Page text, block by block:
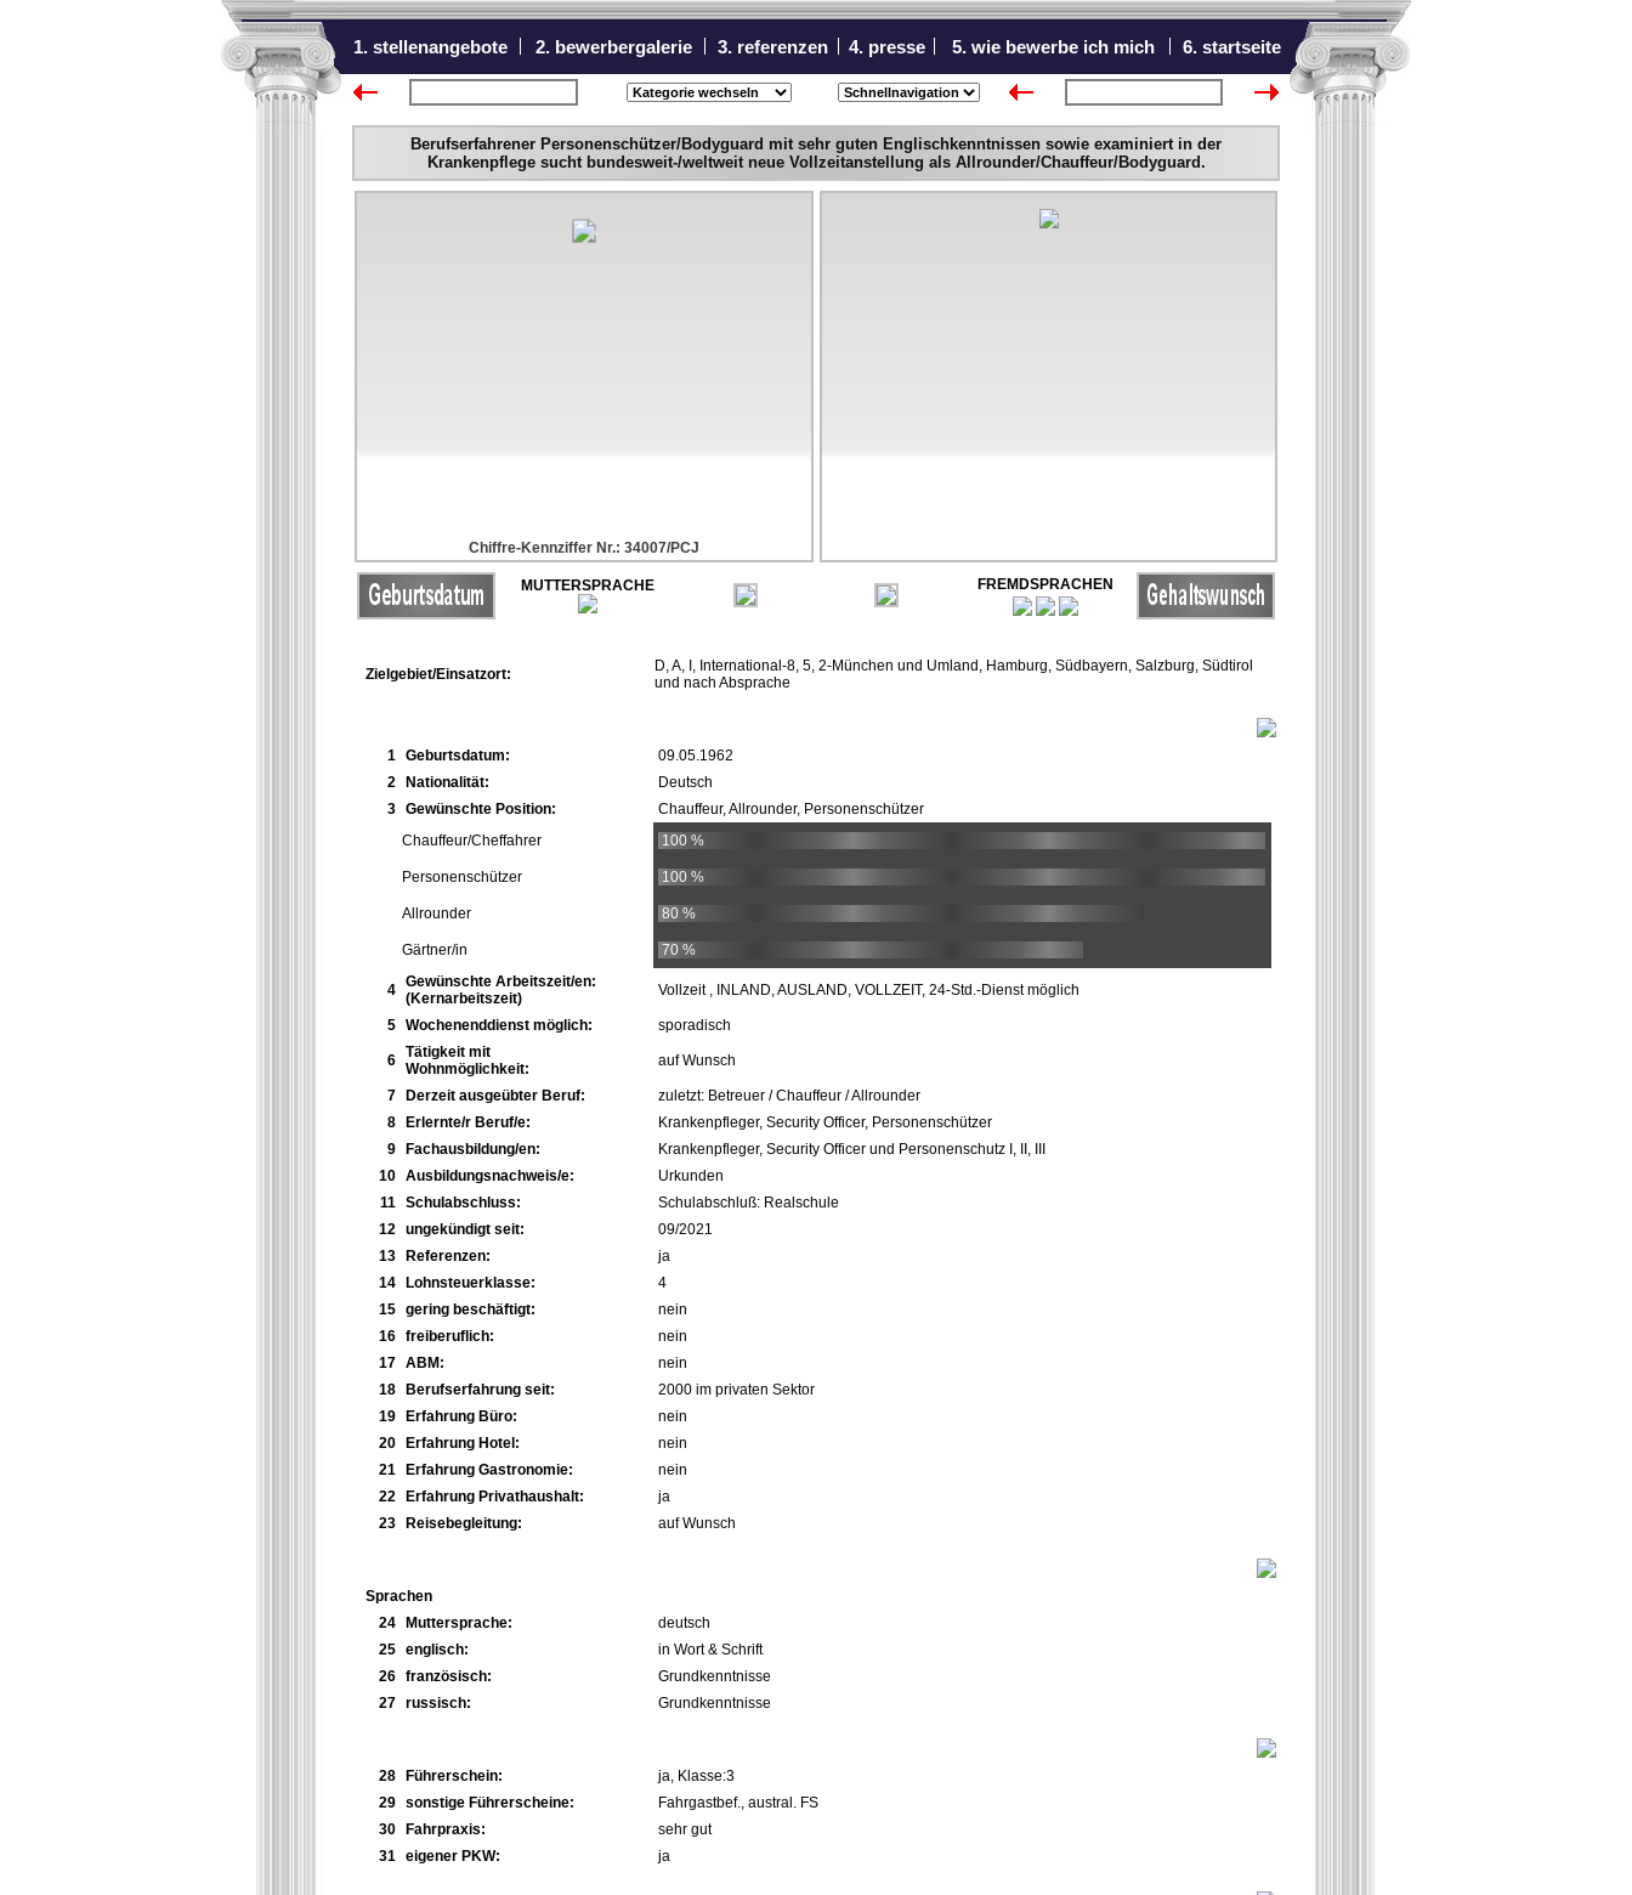
1. stellenangebote 2. bewerbergalerie 3. referenzen 4. presse 5. wie bewerbe ich mich 6. startseite
Berufserfahrener Personenschützer/Bodyguard mit sehr guten Englischkenntnissen sowie examiniert in der
Krankenpflege sucht bundesweit-/weltweit neue Vollzeitanstellung als Allrounder/Chauffeur/Bodyguard.
Chiffre-Kennziffer Nr.: 34007/PCJ
MUTTERSPRACHE FREMDSPRACHEN
Zielgebiet/Einsatzort:
D, A, I, International-8, 5, 2-München und Umland, Hamburg, Südbayern, Salzburg, Südtirol
und nach Absprache
1 Geburtsdatum:
09.05.1962
2
Nationalität:
Deutsch
3 Gewünschte Position:
Chauffeur, Allrounder, Personenschützer
Chauffeur/Cheffahrer
100 %
Personenschützer 100 %
Allrounder 80 %
Gärtner/in 70 %
4 Gewünschte Arbeitszeit/en:
(Kernarbeitszeit)
Vollzeit , INLAND, AUSLAND, VOLLZEIT, 24-Std.-Dienst möglich
5 Wochenenddienst möglich: sporadisch
6 Tätigkeit mit
Wohnmöglichkeit:
auf Wunsch
7 Derzeit ausgeübter Beruf:
zuletzt: Betreuer / Chauffeur / Allrounder
8
Erlernte/r Beruf/e:
Krankenpfleger, Security Officer, Personenschützer
9
Fachausbildung/en:
Krankenpfleger, Security Officer und Personenschutz I, II, III
10 Ausbildungsnachweis/e:
Urkunden
11 Schulabschluss:
Schulabschluß: Realschule
12 ungekündigt seit:
09/2021
13
Referenzen:
ja
14
Lohnsteuerklasse:
4
15 gering beschäftigt:
nein
16 freiberuflich:
nein
17 ABM:
nein
18
Berufserfahrung seit:
2000 im privaten Sektor
19
Erfahrung Büro:
nein
20
Erfahrung Hotel:
nein
21
Erfahrung Gastronomie:
nein
22
Erfahrung Privathaushalt:
ja
23
Reisebegleitung: auf Wunsch
Sprachen
24
Muttersprache:
deutsch
25 englisch:
in Wort & Schrift
26 französisch:
Grundkenntnisse
27 russisch: Grundkenntnisse
28 Führerschein:
ja, Klasse:3
29 sonstige Führerscheine:
Fahrgastbef., austral. FS
30
Fahrpraxis:
sehr gut
31 eigener PKW: ja